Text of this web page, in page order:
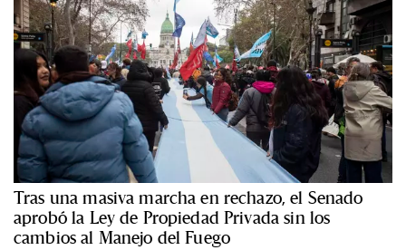
Tras una masiva marcha en rechazo, el Senado
aprobó la Ley de Propiedad Privada sin los
cambios al Manejo del Fuego